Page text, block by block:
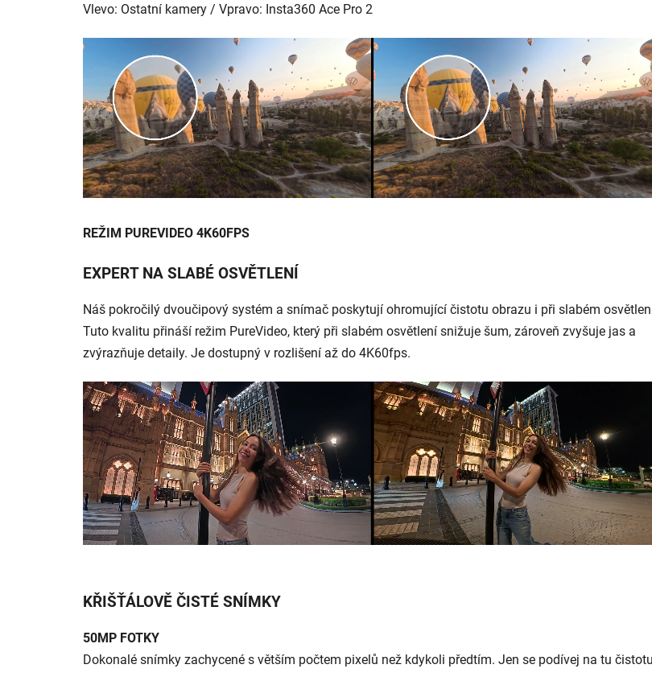
Vlevo: Ostatní kamery / Vpravo: Insta360 Ace Pro 2
REŽIM PUREVIDEO 4K60FPS
EXPERT NA SLABÉ OSVĚTLENÍ
Náš pokročilý dvoučipový systém a snímač poskytují ohromující čistotu obrazu i při slabém
Tuto kvalitu přináší režim PureVideo, který při slabém osvětlení snižuje šum, zároveň zvyšuje jas a
zvýrazňuje detaily. Je dostupný v rozlišení až do 4K60fps.
KŘIŠŤÁLOVĚ ČISTÉ SNÍMKY
50MP FOTKY
Dokonalé snímky zachycené s větším počtem pixelů než kdykoli předtím. Jen se podívej na tu